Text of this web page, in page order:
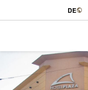
DE